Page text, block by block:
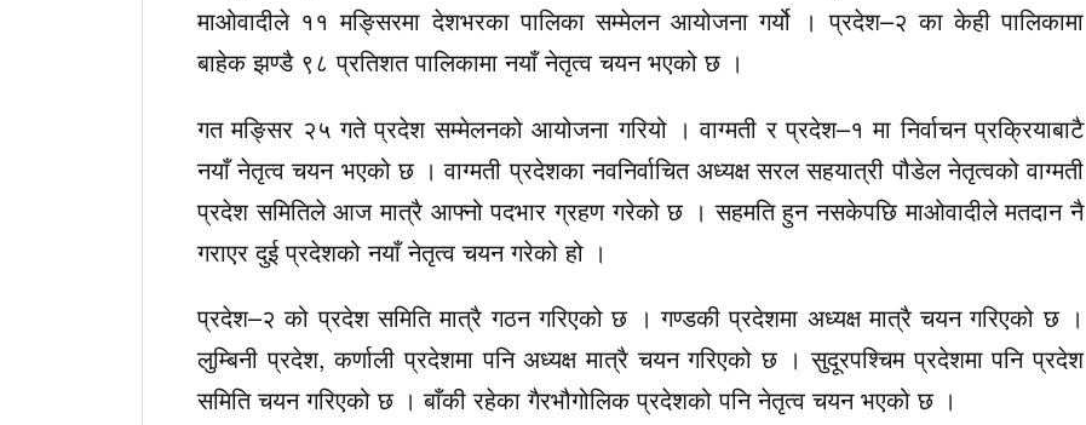
माओवादीले ११ मङ्सिरमा देशभरका पालिका सम्मेलन आयोजना गर्यो । प्रदेश–२ का केही पालिकामा
बाहेक झण्डै ९८ प्रतिशत पालिकामा नयाँ नेतृत्व चयन भएको छ ।
गत मङ्सिर २५ गते प्रदेश सम्मेलनको आयोजना गरियो । वाग्मती र प्रदेश–१ मा निर्वाचन प्रक्रियाबाटै
नयाँ नेतृत्व चयन भएको छ । वाग्मती प्रदेशका नवनिर्वाचित अध्यक्ष सरल सहयात्री पौडेल नेतृत्वको वाग्मती
प्रदेश समितिले आज मात्रै आफ्नो पदभार ग्रहण गरेको छ । सहमति हुन नसकेपछि माओवादीले मतदान नै
गराएर दुई प्रदेशको नयाँ नेतृत्व चयन गरेको हो ।
प्रदेश–२ को प्रदेश समिति मात्रै गठन गरिएको छ । गण्डकी प्रदेशमा अध्यक्ष मात्रै चयन गरिएको छ ।
लुम्बिनी प्रदेश, कर्णाली प्रदेशमा पनि अध्यक्ष मात्रै चयन गरिएको छ । सुदूरपश्चिम प्रदेशमा पनि प्रदेश
समिति चयन गरिएको छ । बाँकी रहेका गैरभौगोलिक प्रदेशको पनि नेतृत्व चयन भएको छ ।